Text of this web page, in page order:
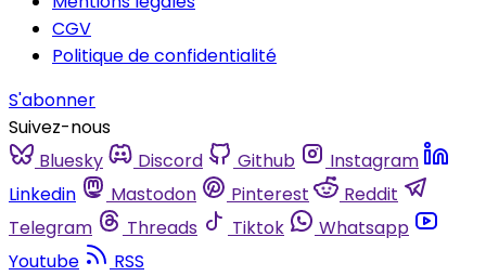
CGV
Politique de confidentialité
S'abonner
Suivez-nous
Bluesky
Discord Github
Instagram
Linkedin
Mastodon Pinterest
Reddit
Telegram
Threads Tiktok
Whatsapp
Youtube
RSS